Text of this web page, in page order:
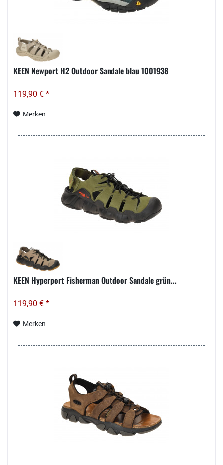
KEEN Newport H2 Outdoor Sandale blau 1001938
119,90 € *
Merken
KEEN Hyperport Fisherman Outdoor Sandale grün...
119,90 € *
Merken